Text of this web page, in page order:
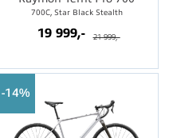
700C, Star Black Stealth
19 999,- 21 999,-
14%